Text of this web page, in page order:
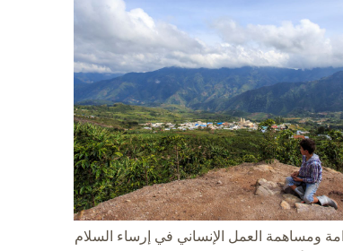
ومساهمة العمل الإنساني في إرساء السلام